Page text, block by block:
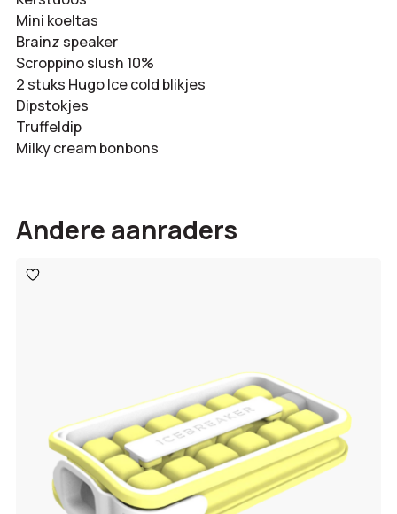
Mini koeltas
Brainz speaker
Scroppino slush 10%
2 stuks Hugo Ice cold blikjes
Dipstokjes
Truffeldip
Milky cream bonbons
Andere aanraders
Toevoegen
aan